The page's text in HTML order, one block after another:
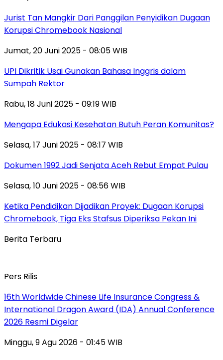
Jurist Tan Mangkir Dari Panggilan Penyidikan Dugaan
Korupsi Chromebook Nasional
Jumat, 20 Juni 2025 - 08:05 WIB
UPI Dikritik Usai Gunakan Bahasa Inggris dalam
Sumpah Rektor
Rabu, 18 Juni 2025 - 09:19 WIB
Mengapa Edukasi Kesehatan Butuh Peran Komunitas?
Selasa, 17 Juni 2025 - 08:17 WIB
Dokumen 1992 Jadi Senjata Aceh Rebut Empat Pulau
Selasa, 10 Juni 2025 - 08:56 WIB
Ketika Pendidikan Dijadikan Proyek: Dugaan Korupsi
Chromebook, Tiga Eks Stafsus Diperiksa Pekan Ini
Berita Terbaru
Pers Rilis
16th Worldwide Chinese Life Insurance Congress &
International Dragon Award (IDA) Annual Conference
2026 Resmi Digelar
Minggu, 9 Agu 2026 - 01:45 WIB